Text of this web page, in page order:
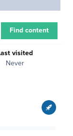
Last visited
Never
Find content